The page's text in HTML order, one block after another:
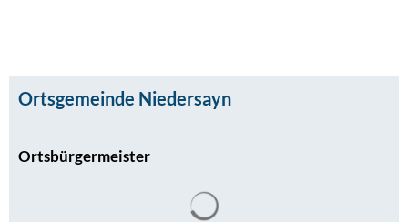
Ortsgemeinde Niedersayn
Ortsbürgermeister